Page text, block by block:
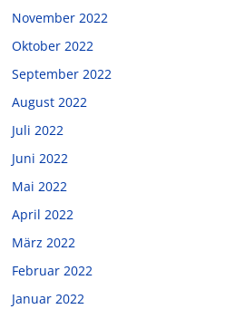
November 2022
Oktober 2022
September 2022
August 2022
Juli 2022
Juni 2022
Mai 2022
April 2022
März 2022
Februar 2022
Januar 2022